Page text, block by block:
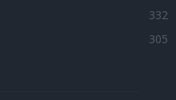
332
305